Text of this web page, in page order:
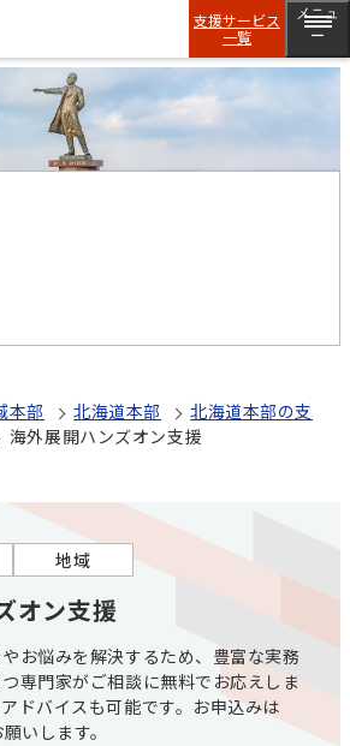
支援サービス
一覧
メニュ
ー
本部 北海道本部
北海道本部の支
海外展開ハンズオン支援
地域
オン支援
お悩みを解決するため、豊富な実務
専門家がご相談に無料でお応えしま
ドバイスも可能です。お申込みは
いします。